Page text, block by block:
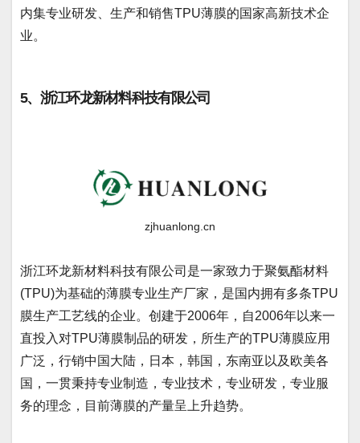
内集专业研发、生产和销售TPU薄膜的国家高新技术企
业。
5、浙江环龙新材料科技有限公司
zjhuanlong.cn
浙江环龙新材料科技有限公司是一家致力于聚氨酯材料
(TPU)为基础的薄膜专业生产厂家，是国内拥有多条TPU
膜生产工艺线的企业。创建于2006年，自2006年以来一
直投入对TPU薄膜制品的研发，所生产的TPU薄膜应用
广泛，行销中国大陆，日本，韩国，东南亚以及欧美各
国，一贯秉持专业制造，专业技术，专业研发，专业服
务的理念，目前薄膜的产量呈上升趋势。